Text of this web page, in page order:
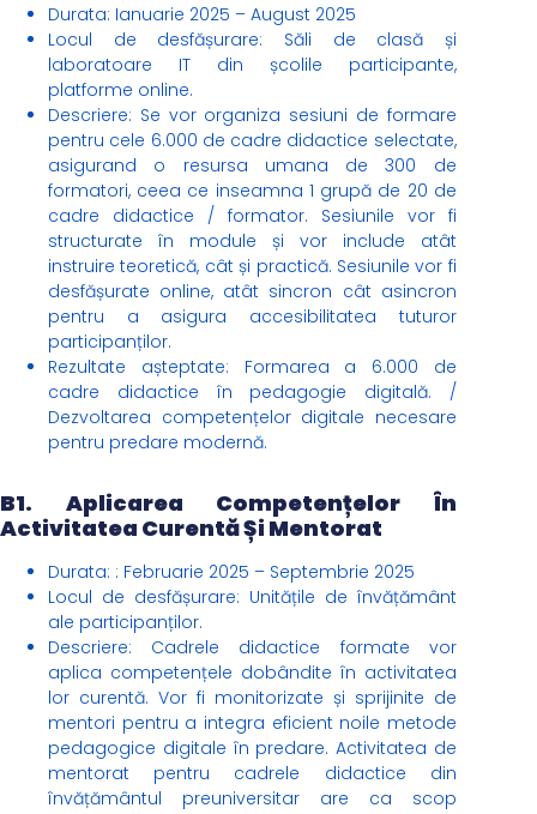
Durata: Ianuarie 2025 – August 2025
Locul de desfășurare: Săli de clasă și
laboratoare IT din școlile participante,
platforme online.
Descriere: Se vor organiza sesiuni de formare
pentru cele 6.000 de cadre didactice selectate,
asigurand o resursa umana de 300 de
formatori, ceea ce inseamna 1 grupă de 20 de
cadre didactice / formator. Sesiunile vor fi
structurate în module și vor include atât
instruire teoretică, cât și practică. Sesiunile vor fi
desfășurate online, atât sincron cât asincron
pentru a asigura accesibilitatea tuturor
participanților.
Rezultate așteptate: Formarea a 6.000 de
cadre didactice în pedagogie digitală. /
Dezvoltarea competențelor digitale necesare
pentru predare modernă.
B1. Aplicarea Competențelor În
Activitatea Curentă Și Mentorat
Durata: : Februarie 2025 – Septembrie 2025
Locul de desfășurare: Unitățile de învățământ
ale participanților.
Descriere: Cadrele didactice formate vor
aplica competențele dobândite în activitatea
lor curentă. Vor fi monitorizate și sprijinite de
mentori pentru a integra eficient noile metode
pedagogice digitale în predare. Activitatea de
mentorat pentru cadrele didactice din
învățământul preuniversitar are ca scop